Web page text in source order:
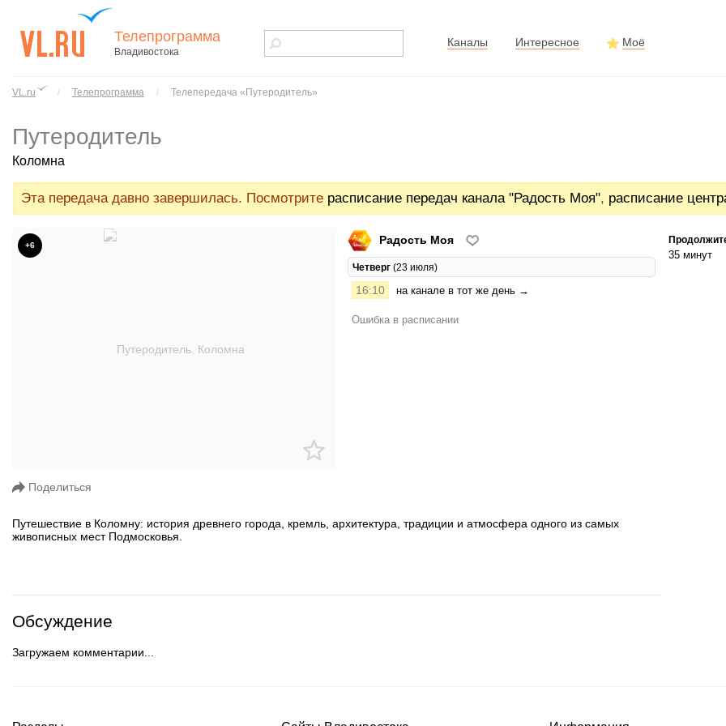
города
Владивостока
Телепрограмма
Владивостока
Каналы Интересное Моё
VL.ru / Телепрограмма / Телепередача «Путеродитель»
Путеродитель
Коломна
Эта передача давно завершилась. Посмотрите расписание передач канала "Радость Моя", расписание
+6
Поделиться
Радость Моя
Четверг (23 июля)
16:10 на канале в тот же день →
Ошибка в расписании
Путешествие в Коломну: история древнего города, кремль, архитектура, традиции и атмосфера одного из самых
живописных мест Подмосковья.
35 минут
Обсуждение
Загружаем комментарии...